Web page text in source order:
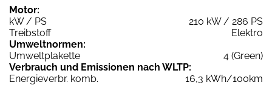
Motor:
kW / PS
210 kW / 286 PS
Treibstoff
Elektro
Umweltnormen:
Umweltplakette
4 (Green)
Verbrauch und Emissionen nach WLTP:
Energieverbr. komb.
16,3 kWh/100km